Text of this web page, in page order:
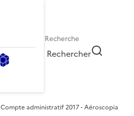
Rechercher
Compte administratif 2017 - Aéroscopia